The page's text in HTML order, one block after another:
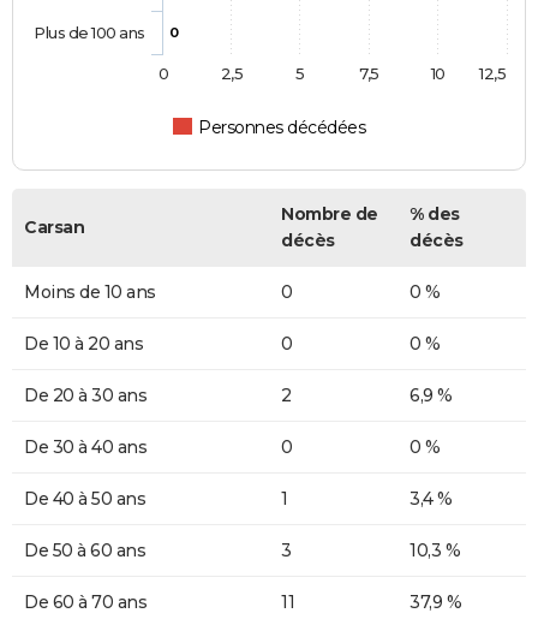
0
Personnes décédées
Plus de 100 ans
0 10
2,5 5 7,5 12,5
Carsan
Nombre de
décès
% des
décès
Moins de 10 ans 0 0 %
De 10 à 20 ans 0 0 %
De 20 à 30 ans 2 6,9 %
De 30 à 40 ans 0 0 %
De 40 à 50 ans 1 3,4 %
De 50 à 60 ans 3 10,3 %
De 60 à 70 ans 11 37,9 %